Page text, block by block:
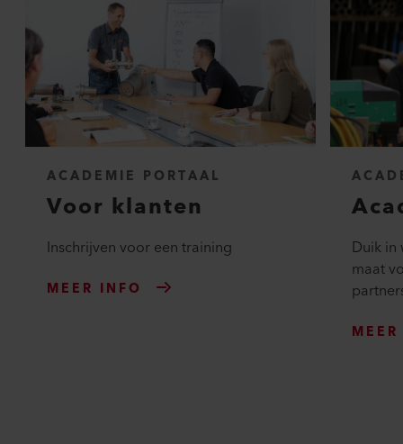
ACADEMIE PORTAAL
Voor klanten
Inschrijven voor een training
MEER INFO
Duik
maat